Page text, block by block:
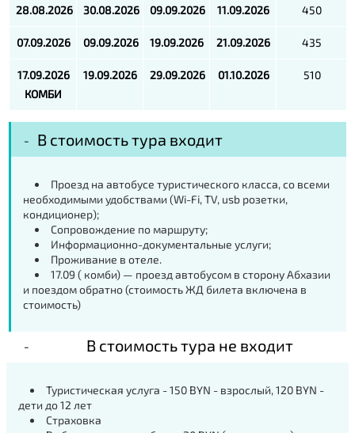
28.08.2026 30.08.2026 09.09.2026 11.09.2026 450
07.09.2026 09.09.2026 19.09.2026 21.09.2026 435
17.09.2026
КОМБИ
19.09.2026 29.09.2026 01.10.2026 510
В стоимость тура входит
Проезд на автобусе туристического класса, со всеми
необходимыми удобствами (Wi-Fi, TV, usb розетки,
кондиционер);
Сопровождение по маршруту;
Информационно-документальные услуги;
Проживание в отеле.
17.09 ( комби) — проезд автобусом в сторону Абхазии
и поездом обратно (стоимость ЖД билета включена в
стоимость)
В стоимость тура не входит
Туристическая услуга - 150 BYN - взрослый, 120 BYN -
дети до 12 лет
Страховка